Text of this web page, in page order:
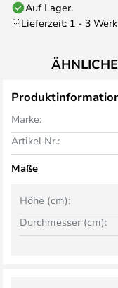
Auf Lager.
Lieferzeit: 1 - 3
Marke:
Artikel Nr.:
Maße
Höhe (cm):
Durchmesser (cm):